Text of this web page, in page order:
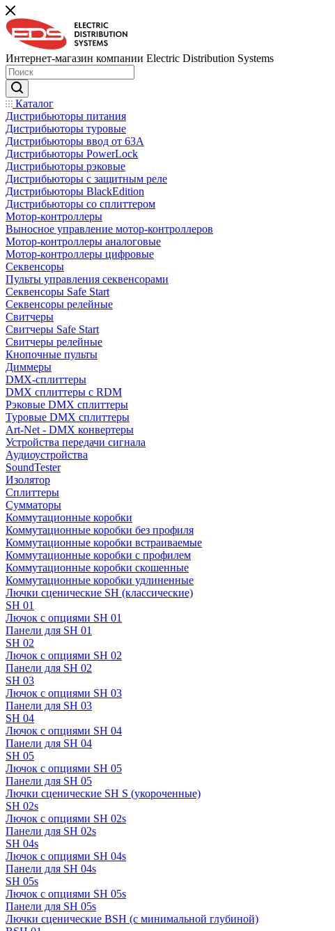
Интернет-магазин компании Electric Distribution Systems
Каталог
Дистрибьюторы питания
Дистрибьюторы туровые
Дистрибьюторы ввод от 63A
Дистрибьюторы PowerLock
Дистрибьюторы рэковые
Дистрибьюторы с защитным реле
Дистрибьюторы BlackEdition
Дистрибьюторы со сплиттером
Мотор-контроллеры
Выносное управление мотор-контроллеров
Мотор-контроллеры аналоговые
Мотор-контроллеры цифровые
Секвенсоры
Пульты управления секвенсорами
Секвенсоры Safe Start
Секвенсоры релейные
Свитчеры
Свитчеры Safe Start
Свитчеры релейные
Кнопочные пульты
Диммеры
DMX-сплиттеры
DMX сплиттеры с RDM
Рэковые DMX сплиттеры
Туровые DMX сплиттеры
Art-Net - DMX конвертеры
Устройства передачи сигнала
Аудиоустройства
SoundTester
Изолятор
Сплиттеры
Сумматоры
Коммутационные коробки
Коммутационные коробки без профиля
Коммутационные коробки встраиваемые
Коммутационные коробки с профилем
Коммутационные коробки скошенные
Коммутационные коробки удлиненные
Лючки сценические SH (классические)
SH 01
Лючок с опциями SH 01
Панели для SH 01
SH 02
Лючок с опциями SH 02
Панели для SH 02
SH 03
Лючок с опциями SH 03
Панели для SH 03
SH 04
Лючок с опциями SH 04
Панели для SH 04
SH 05
Лючок с опциями SH 05
Панели для SH 05
Лючки сценические SH S (укороченные)
SH 02s
Лючок с опциями SH 02s
Панели для SH 02s
SH 04s
Лючок с опциями SH 04s
Панели для SH 04s
SH 05s
Лючок с опциями SH 05s
Панели для SH 05s
Лючки сценические BSH (с минимальной глубиной)